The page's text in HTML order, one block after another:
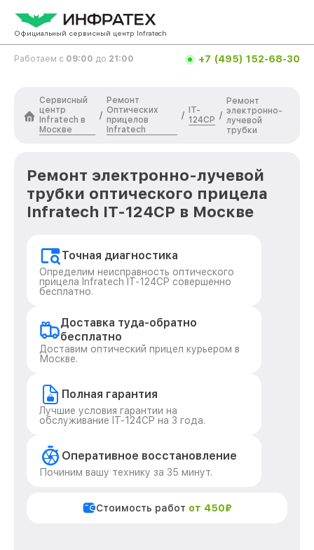
Официальный сервисный центр Infratech
Работаем с 09:00 до 21:00 +7 (495) 152-68-30
Сервисный
центр
Infratech в
Москве
/
Ремонт
Оптических
прицелов
Infratech
/
IT-
124CP /
Ремонт
электронно-
лучевой
трубки
Ремонт электронно-лучевой
трубки оптического прицела
Infratech IT-124CP в Москве
Точная диагностика
Определим неисправность оптического
прицела Infratech IT-124CP совершенно
бесплатно.
Доставка туда-обратно
бесплатно
Доставим оптический прицел курьером в
Москве.
Полная гарантия
Лучшие условия гарантии на
обслуживание IT-124CP на 3 года.
Оперативное восстановление
Починим вашу технику за 35 минут.
Стоимость работ от 450₽